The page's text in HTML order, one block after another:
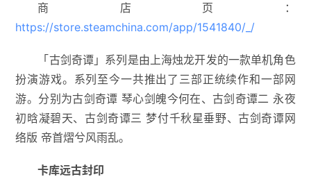
商店页：
https://store.steamchina.com/app/1541840/_/
「古剑奇谭」系列是由上海烛龙开发的一款单机角色
扮演游戏。系列至今一共推出了三部正统续作和一部网
游。分别为古剑奇谭 琴心剑魄今何在、古剑奇谭二 永夜
初晗凝碧天、古剑奇谭三 梦付千秋星垂野、古剑奇谭网
络版 帝首熠兮风雨乱。
卡库远古封印